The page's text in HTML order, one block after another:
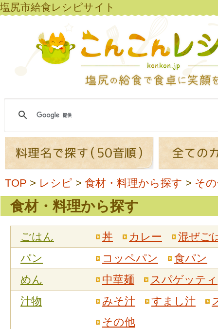
塩尻市給食レシピサイト
TOP > レシピ > 食材・料理から探す > そ
食材・料理から探す
ごはん 丼 カレー
混ぜご
パン
コッペパン
食パン
めん
中華麺
スパゲッティ
汁物
みそ汁 すまし汁
その他